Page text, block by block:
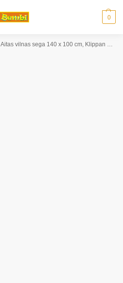
0
Aitas vilnas sega 140 x 100 cm, Klippan Saule